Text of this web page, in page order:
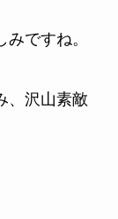
ですね。
、沢山素敵